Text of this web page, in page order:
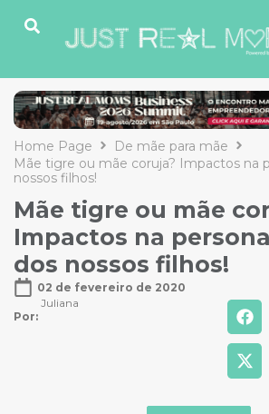
Home Page
De mãe para mãe
Mãe tigre ou mãe coruja? Impactos na
nossos filhos!
Mãe tigre ou mãe
Impactos na
dos nossos filhos!
02 de fevereiro de 2020
Por:
Juliana